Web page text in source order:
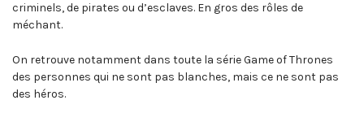
criminels, de pirates ou d’esclaves. En gros des rôles de
méchant.
On retrouve notamment dans toute la série Game of Thrones
des personnes qui ne sont pas blanches, mais ce ne sont pas
des héros.